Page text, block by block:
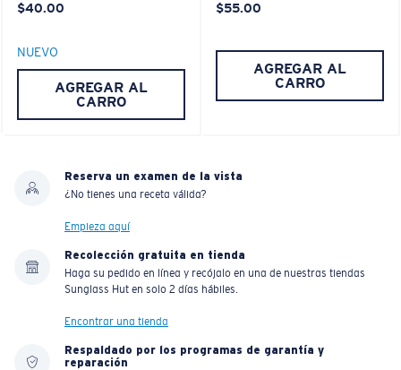
$40.00
NUEVO
AGREGAR AL
CARRO
$55.00
AGREGAR AL
CARRO
Reserva un examen de la vista
¿No tienes una receta válida?
Empieza aquí
Recolección gratuita en tienda
Haga su pedido en línea y recójalo en una de nuestras tiendas
Sunglass Hut en solo 2 días hábiles.
Encontrar una tienda
Respaldado por los programas de garantía y
reparación